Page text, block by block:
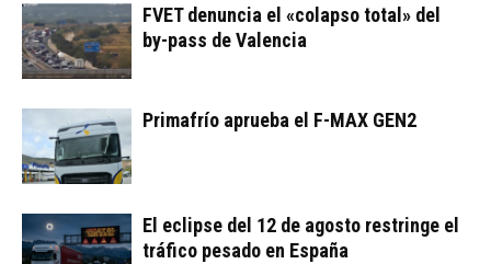
FVET denuncia el «colapso total» del
by-pass de Valencia
Primafrío aprueba el F-MAX GEN2
El eclipse del 12 de agosto restringe el
tráfico pesado en España